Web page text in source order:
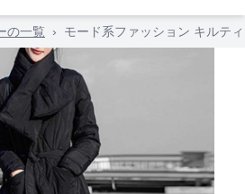
の一覧 › モード系ファッション キルテ